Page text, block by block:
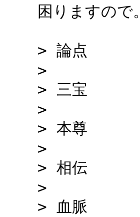
困りますので。
> 論点
>
> 三宝
>
> 本尊
>
> 相伝
>
> 血脈